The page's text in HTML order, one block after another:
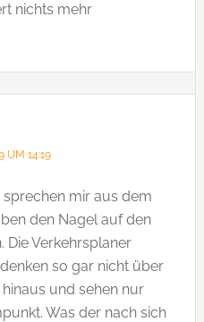
nichts mehr
UM 14:19
sprechen mir aus dem
den Nagel auf den
Die Verkehrsplaner
so gar nicht über
und sehen nur
Was der nach sich